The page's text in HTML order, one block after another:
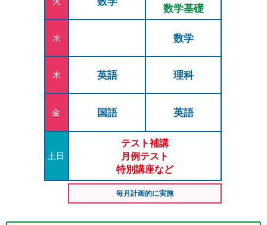
水
木
金
英語
国語
数学基礎
数学
理科
英語
土日
テスト補講
月例テスト
特別講座など
毎月計画的に実施